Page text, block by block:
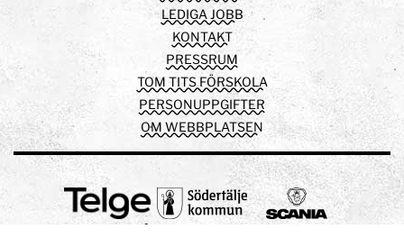
LEDIGA JOBB
KONTAKT
PRESSRUM
TOM TITS FÖRSKOLA
PERSONUPPGIFTER
OM WEBBPLATSEN